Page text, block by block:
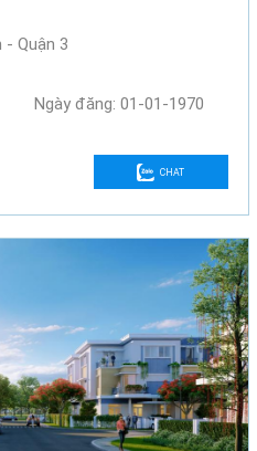
- Quận 3
Ngày đăng: 01-01-1970
CHAT